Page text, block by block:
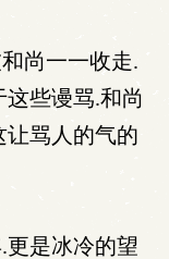
尚一一收走.
些谩骂.和尚
让骂人的气的
是冰冷的望